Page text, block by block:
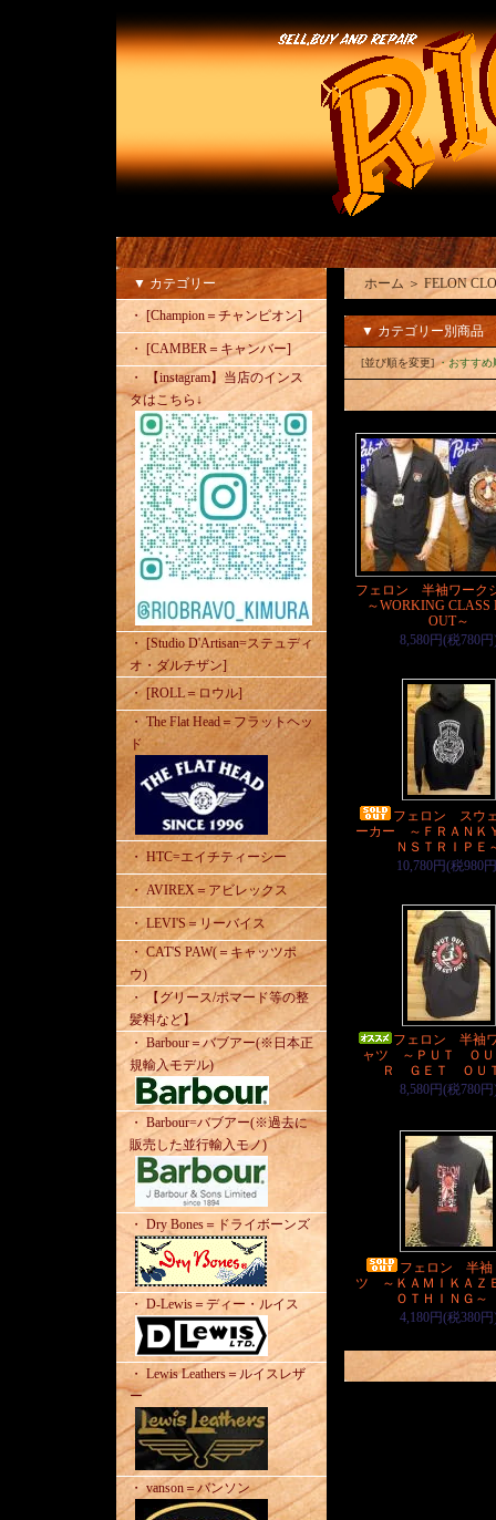
▼ カテゴリー
・ [Champion＝チャンピオン]
・ [CAMBER＝キャンバー]
・ 【instagram】当店のインス
タはこちら↓
・ [Studio D'Artisan=ステュディ
オ・ダルチザン]
・ [ROLL＝ロウル]
・ The Flat Head＝フラットヘッ
ド
・ HTC=エイチティーシー
・ AVIREX＝アビレックス
・ LEVI'S＝リーバイス
・ CAT'S PAW(＝キャッツポ
ウ)
・ 【グリース/ポマード等の整
髪料など】
・ Barbour＝バブアー(※日本正
規輸入モデル)
・ Barbour=バブアー(※過去に
販売した並行輸入モノ)
・ Dry Bones＝ドライボーンズ
・ D-Lewis＝ディー・ルイス
・ Lewis Leathers＝ルイスレザ
ー
・ vanson＝バンソン
ホーム ＞ FELON
▼ カテゴリー別商品
[並び順を変更]・おすすめ
フェロン 半袖ワー
～WORKING CLASS
OUT～
8,580円(税780円
フェロン スウ
ーカー ～ＦＲＡＮ
ＮＳＴＲＩＰＥ
10,780円(税980
フェロン 半袖
ャツ ～ＰＵＴ Ｏ
Ｒ ＧＥＴ ＯＵ
8,580円(税780円
フェロン 半袖
ツ ～ＫＡＭＩＫＡ
ＯＴＨＩＮＧ
4,180円(税380円